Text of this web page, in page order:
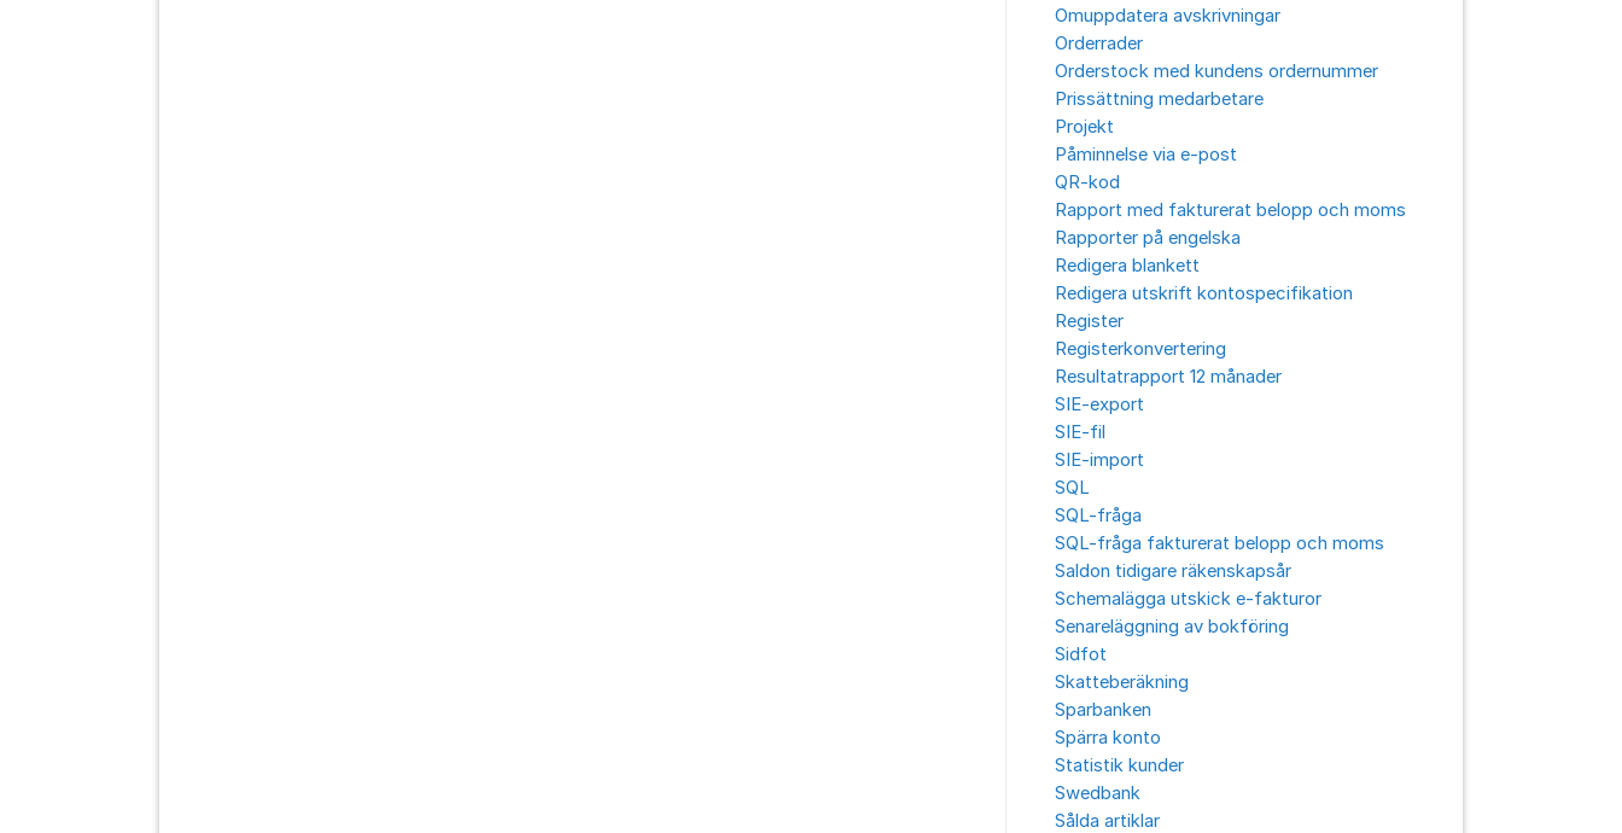
Omuppdatera avskrivningar
Orderrader
Orderstock med kundens ordernummer
Prissättning medarbetare
Projekt
Påminnelse via e-post
QR-kod
Rapport med fakturerat belopp och moms
Rapporter på engelska
Redigera blankett
Redigera utskrift kontospecifikation
Register
Registerkonvertering
Resultatrapport 12 månader
SIE-export
SIE-fil
SIE-import
SQL
SQL-fråga
SQL-fråga fakturerat belopp och moms
Saldon tidigare räkenskapsår
Schemalägga utskick e-fakturor
Senareläggning av bokföring
Sidfot
Skatteberäkning
Sparbanken
Spärra konto
Statistik kunder
Swedbank
Sålda artiklar